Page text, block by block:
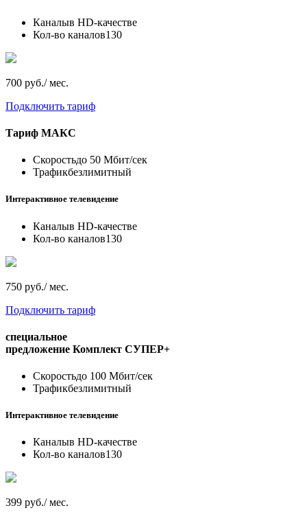
Каналыв HD-качестве
Кол-во каналов130
700 руб./ мес.
Подключить тариф
Тариф МАКС
Скоростьдо 50 Мбит/сек
Трафикбезлимитный
Интерактивное телевидение
Каналыв HD-качестве
Кол-во каналов130
750 руб./ мес.
Подключить тариф
специальное
предложение Комплект СУПЕР+
Скоростьдо 100 Мбит/сек
Трафикбезлимитный
Интерактивное телевидение
Каналыв HD-качестве
Кол-во каналов130
399 руб./ мес.